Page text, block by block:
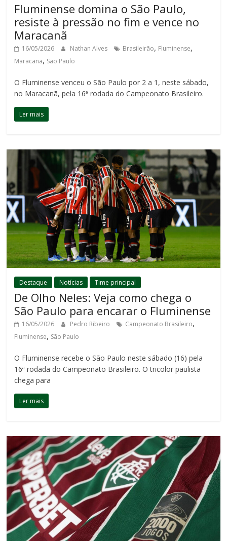
Fluminense domina o São Paulo,
resiste à pressão no fim e vence no
Maracanã
16/05/2026 Nathan Alves Brasileirão, Fluminense,
Maracanã, São Paulo
O Fluminense venceu o São Paulo por 2 a 1, neste sábado,
no Maracanã, pela 16ª rodada do Campeonato Brasileiro.
Ler mais
Destaque Notícias Time principal
De Olho Neles: Veja como chega o
São Paulo para encarar o Fluminense
16/05/2026 Pedro Ribeiro Campeonato Brasileiro,
Fluminense, São Paulo
O Fluminense recebe o São Paulo neste sábado (16) pela
16ª rodada do Campeonato Brasileiro. O tricolor paulista
chega para
Ler mais